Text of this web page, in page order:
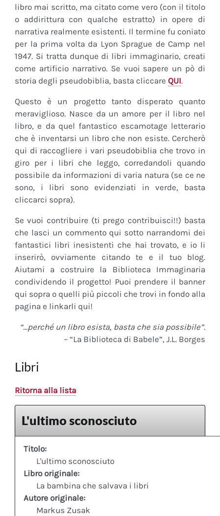
libro mai scritto, ma citato come vero (con il titolo
o addirittura con qualche estratto) in opere di
narrativa realmente esistenti. Il termine fu coniato
per la prima volta da Lyon Sprague de Camp nel
1947. Si tratta dunque di libri immaginario, creati
come artificio narrativo. Se vuoi sapere un pò di
storia degli pseudobiblia, basta cliccare QUI.
Questo è un progetto tanto disperato quanto
meraviglioso. Nasce da un amore per il libro nel
libro, e da quel fantastico escamotage letterario
che è inventarsi un libro che non esiste. Cercherò
qui di raccogliere i vari pseudobiblia che trovo in
giro per i libri che leggo, corredandoli quando
possibile da informazioni di varia natura (se ce ne
sono, i libri sono evidenziati in verde, basta
cliccarci sopra).
Se vuoi contribuire (ti prego contribuisci!!) basta
che lasci un commento qui sotto narrandomi dei
fantastici libri inesistenti che hai trovato, e io li
inserirò, ovviamente citando te e il tuo blog.
Aiutami a costruire la Biblioteca Immaginaria
condividendo il progetto! Puoi prendere il banner
qui sopra o quelli più piccoli che trovi in fondo alla
pagina e linkarli qui!
“…perché un libro esista, basta che sia possibile”.
– “La Biblioteca di Babele”, J.L. Borges
Libri
Ritorna alla lista
L'ultimo sconosciuto
Titolo:
L'ultimo sconosciuto
Libro originale:
La bambina che salvava i libri
Autore originale:
Markus Zusak